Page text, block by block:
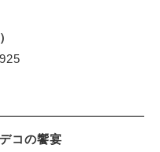
コの饗宴